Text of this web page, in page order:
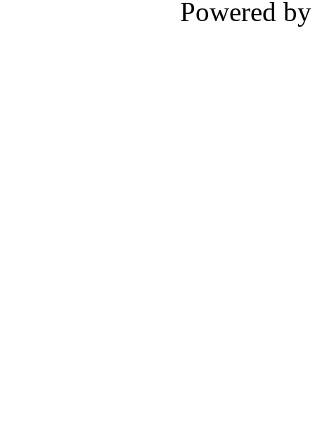
Powered